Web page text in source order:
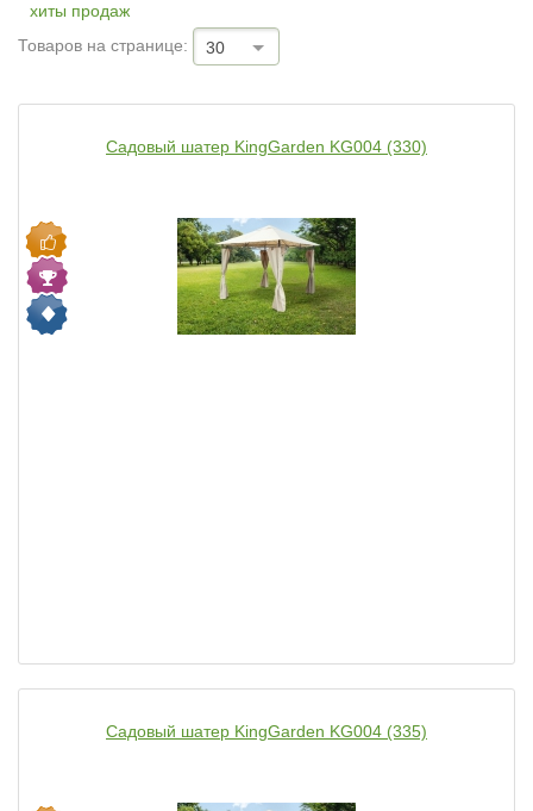
хиты продаж
Товаров на странице:
30
Садовый шатер KingGarden KG004 (330)
Садовый шатер KingGarden KG004 (335)